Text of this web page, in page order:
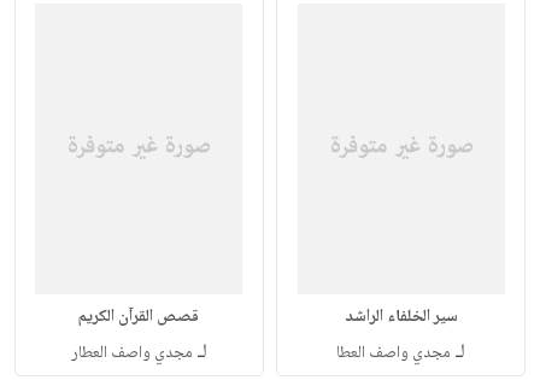
سير الخلفاء الراشد
لـ مجدي واصف العطا
قصص القرآن الكريم
لـ مجدي واصف العطار